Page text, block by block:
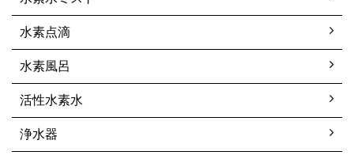
水素点滴
水素風呂
活性水素水
浄水器